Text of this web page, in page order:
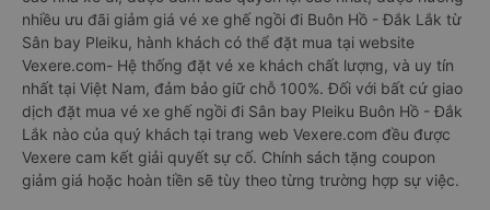
nhiều ưu đãi giảm giá vé xe ghế ngồi đi Buôn Hồ - Đắk Lắk từ
Sân bay Pleiku, hành khách có thể đặt mua tại website
Vexere.com- Hệ thống đặt vé xe khách chất lượng, và uy tín
nhất tại Việt Nam, đảm bảo giữ chỗ 100%. Đối với bất cứ giao
dịch đặt mua vé xe ghế ngồi đi Sân bay Pleiku Buôn Hồ - Đắk
Lắk nào của quý khách tại trang web Vexere.com đều được
Vexere cam kết giải quyết sự cố. Chính sách tặng coupon
giảm giá hoặc hoàn tiền sẽ tùy theo từng trường hợp sự việc.